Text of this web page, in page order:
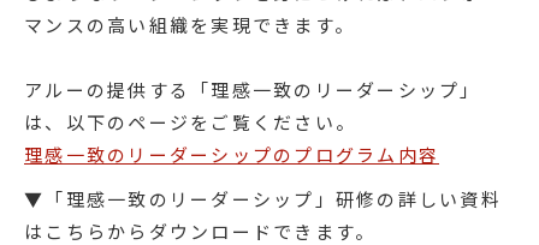
マンスの高い組織を実現できます。
アルーの提供する「理感一致のリーダーシップ」
は、以下のページをご覧ください。
理感一致のリーダーシップのプログラム内容
▼「理感一致のリーダーシップ」研修の詳しい資料
はこちらからダウンロードできます。